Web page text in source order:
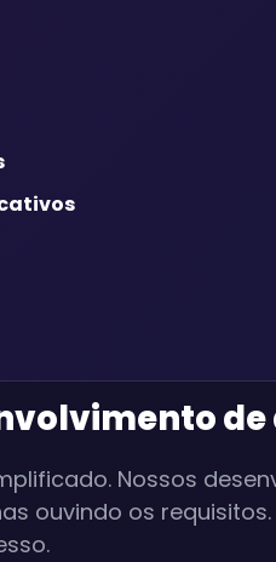
Nossos
ouvindo os